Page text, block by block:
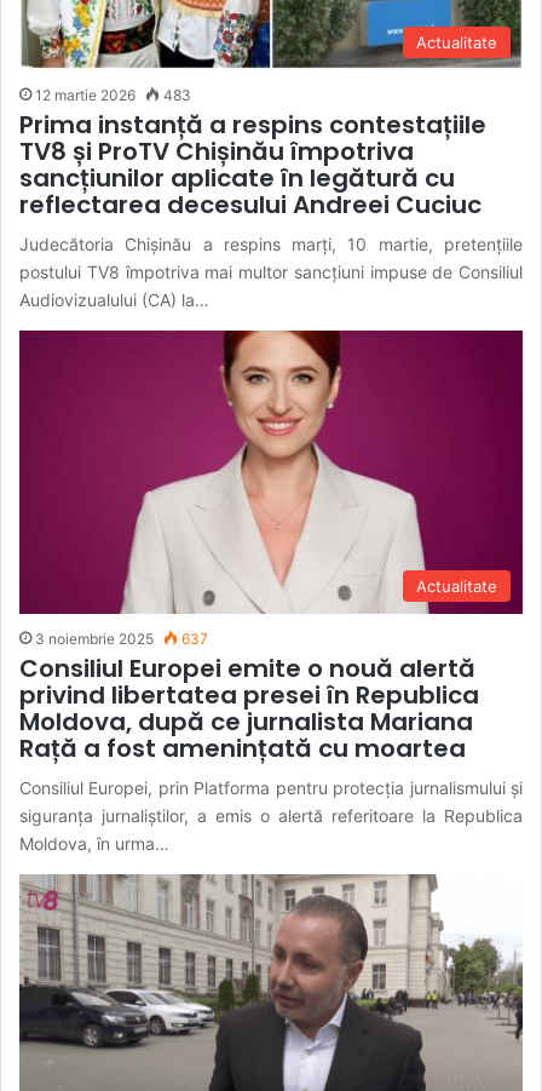
Actualitate
12 martie 2026 483
Prima instanță a respins contestațiile
TV8 și ProTV Chișinău împotriva
sancțiunilor aplicate în legătură cu
reflectarea decesului Andreei Cuciuc
Judecătoria Chișinău a respins marți, 10 martie, pretențiile
postului TV8 împotriva mai multor sancțiuni impuse de Consiliul
Audiovizualului (CA) la…
Actualitate
3 noiembrie 2025 637
Consiliul Europei emite o nouă alertă
privind libertatea presei în Republica
Moldova, după ce jurnalista Mariana
Rață a fost amenințată cu moartea
Consiliul Europei, prin Platforma pentru protecția jurnalismului și
siguranța jurnaliștilor, a emis o alertă referitoare la Republica
Moldova, în urma…